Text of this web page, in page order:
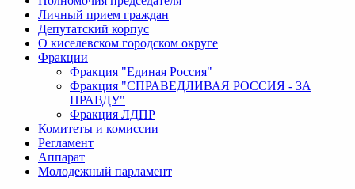
Личный прием граждан
Депутатский корпус
О киселевском городском округе
Фракции
Фракция "Единая Россия"
Фракция "СПРАВЕДЛИВАЯ РОССИЯ - ЗА
ПРАВДУ"
Фракция ЛДПР
Комитеты и комиссии
Регламент
Аппарат
Молодежный парламент